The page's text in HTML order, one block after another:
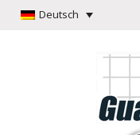
Deutsch